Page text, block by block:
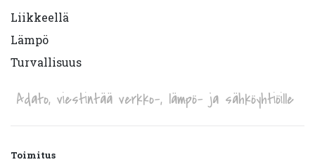
Liikkeellä
Lämpö
Turvallisuus
Adato, viestintää verkko-, lämpö- ja sähköyhtiöille
Toimitus